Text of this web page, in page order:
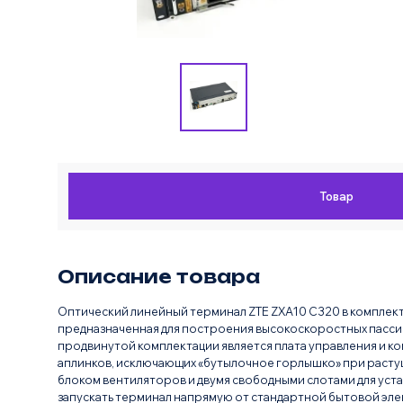
Товар
Описание товара
Оптический линейный терминал ZTE ZXA10 C320 в
предназначенная для построения высокоскоростных
продвинутой комплектации является плата управления и
аплинков, исключающих «бутылочное горлышко» при
блоком вентиляторов и двумя свободными слотами для
запускать терминал напрямую от стандартной бытовой